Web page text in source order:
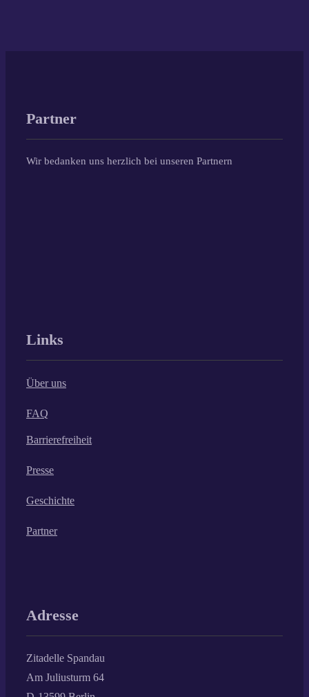
Partner
Wir bedanken uns herzlich bei unseren Partnern
Links
Über uns
FAQ
Barrierefreiheit
Presse
Geschichte
Partner
Adresse
Zitadelle Spandau
Am Juliusturm 64